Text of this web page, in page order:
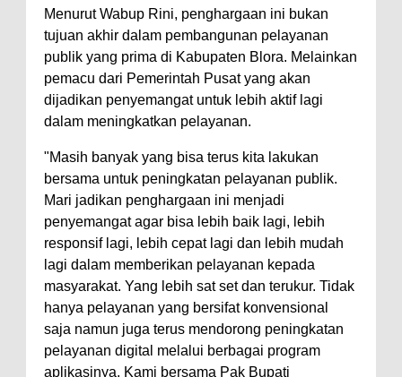
Menurut Wabup Rini, penghargaan ini bukan
tujuan akhir dalam pembangunan pelayanan
publik yang prima di Kabupaten Blora. Melainkan
pemacu dari Pemerintah Pusat yang akan
dijadikan penyemangat untuk lebih aktif lagi
dalam meningkatkan pelayanan.
"Masih banyak yang bisa terus kita lakukan
bersama untuk peningkatan pelayanan publik.
Mari jadikan penghargaan ini menjadi
penyemangat agar bisa lebih baik lagi, lebih
responsif lagi, lebih cepat lagi dan lebih mudah
lagi dalam memberikan pelayanan kepada
masyarakat. Yang lebih sat set dan terukur. Tidak
hanya pelayanan yang bersifat konvensional
saja namun juga terus mendorong peningkatan
pelayanan digital melalui berbagai program
aplikasinya. Kami bersama Pak Bupati